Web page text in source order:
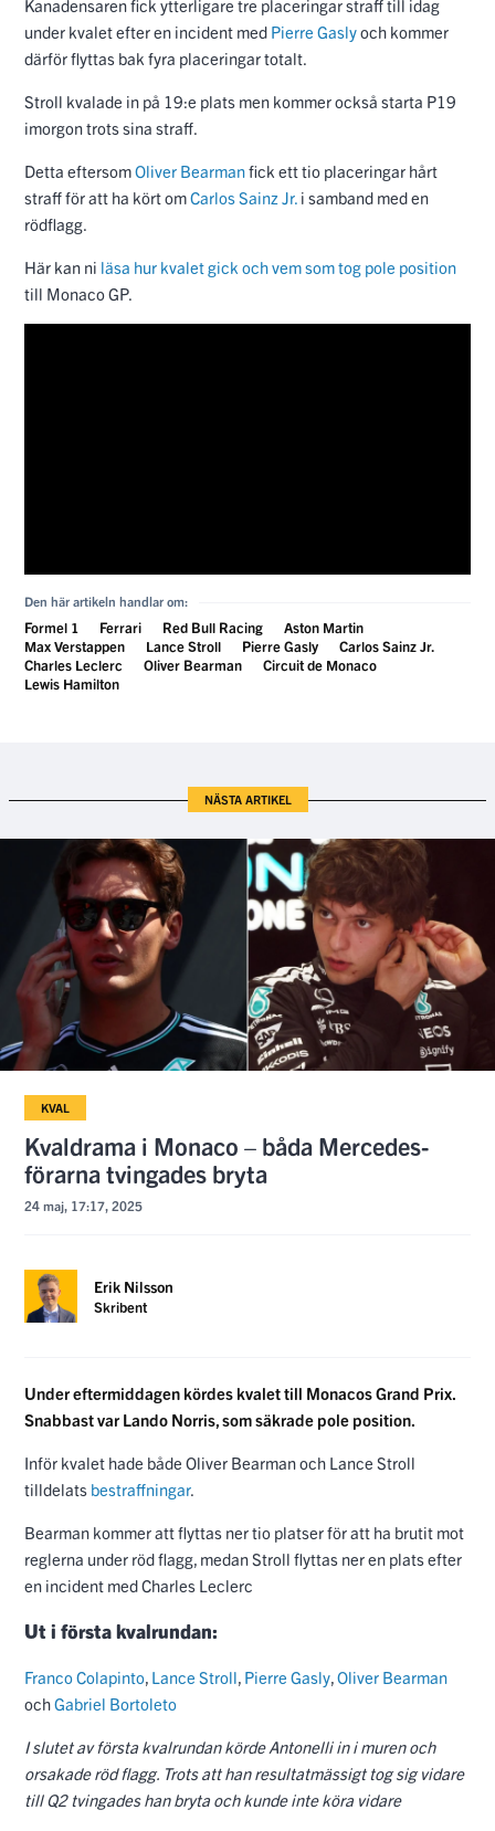
Kanadensaren fick ytterligare tre placeringar straff till idag
under kvalet efter en incident med Pierre Gaslyoch kommer
därför flyttas bak fyra placeringar totalt.
Stroll kvalade in på 19:e plats men kommer också starta P19
imorgon trots sina straff.
Detta eftersomOliver Bearmanfick ett tio placeringar hårt
straff för att ha kört omCarlos Sainz Jr. i samband med en
rödflagg.
Här kan ni läsa hur kvalet gick och vem som tog pole position
till Monaco GP.
Den här artikeln handlar om:
Formel 1 Ferrari Red Bull Racing
Aston Martin
Max Verstappen
Lance Stroll Pierre Gasly
Carlos Sainz Jr.
Charles Leclerc
Oliver Bearman
Circuit de Monaco
Lewis Hamilton
NÄSTA ARTIKEL
KVAL
Kvaldrama i Monaco – båda Mercedes-
förarna tvingades bryta
24 maj, 17:17, 2025
Erik Nilsson
Skribent
Under eftermiddagen kördes kvalet till Monacos Grand Prix.
Snabbast var Lando Norris, som säkrade pole position.
Inför kvalet hade både Oliver Bearman och Lance Stroll
tilldelats bestraffningar.
Bearman kommer att flyttas ner tio platser för att ha brutit mot
reglerna under röd flagg, medan Stroll flyttas ner en plats efter
en incident med Charles Leclerc
Ut i första kvalrundan:
Franco Colapinto Lance Stroll Pierre Gasly Oliver Bearman
ochGabriel Bortoleto
I slutet av första kvalrundan körde Antonelli in i muren och
orsakade röd flagg. Trots att han resultatmässigt tog sig vidare
till Q2 tvingades han bryta och kunde inte köra vidare